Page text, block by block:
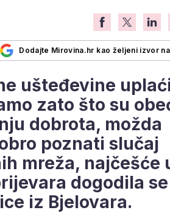
Dodajte Mirovina.hr kao željeni izvor
ušteđevine
zato što su
dobrota, možda
poznati slučaj
mreža, najčešće
dogodila
iz Bjelovara.